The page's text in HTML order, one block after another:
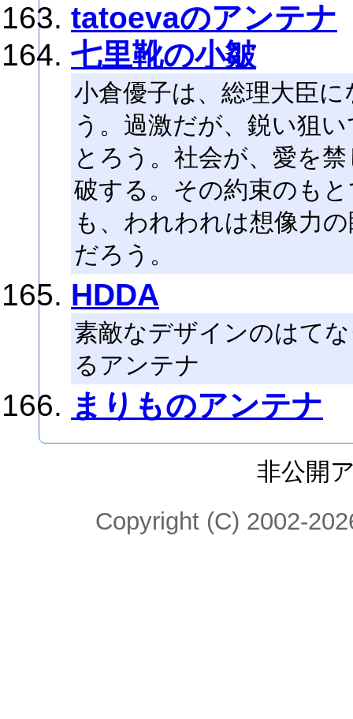
tatoevaのアンテナ
七里靴の小皺
小倉優子は、総理大臣
う。過激だが、鋭い狙
とろう。社会が、愛を
破する。その約束のも
も、われわれは想像力
だろう。
HDDA
素敵なデザインのはて
るアンテナ
まりものアンテナ
非公開
Copyright (C) 2002-